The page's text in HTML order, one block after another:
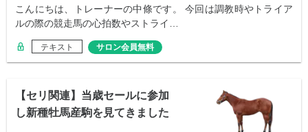
こんにちは、トレーナーの中條です。 今回は調教時やトライア
ルの際の競走馬の心拍数やストライ…
テキスト サロン会員無料
【セリ関連】当歳セールに参加
し新種牡馬産駒を見てきました